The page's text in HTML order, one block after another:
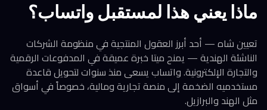
ماذا يعني هذا لمستقبل واتساب؟
تعيين شاه — أحد أبرز العقول المنتجية في منظومة الشركات
الناشئة الهندية — يمنح ميتا خبرة عميقة في المدفوعات الرقمية
والتجارة الإلكترونية. واتساب يسعى منذ سنوات لتحويل قاعدة
مستخدميه الضخمة إلى منصة تجارية ومالية، خصوصاً في أسواق
مثل الهند والبرازيل.